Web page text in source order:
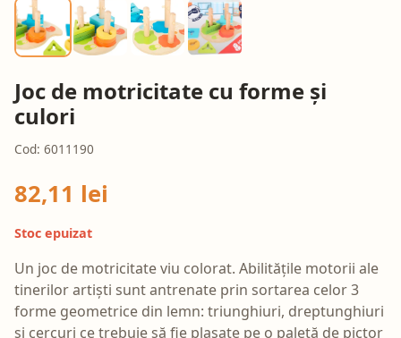
Joc de motricitate cu forme și
culori
Cod: 6011190
82,11 lei
Stoc epuizat
Un joc de motricitate viu colorat. Abilitățile motorii ale
tinerilor artiști sunt antrenate prin sortarea celor 3
forme geometrice din lemn: triunghiuri, dreptunghiuri
și cercuri ce trebuie să fie plasate pe o paletă de pictor